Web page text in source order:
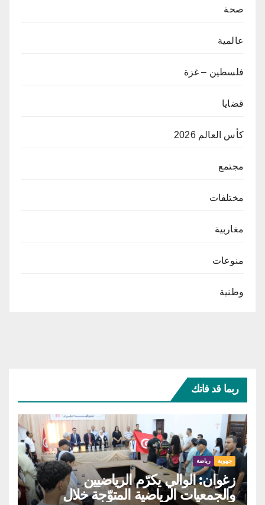
صحة
عالمية
فلسطين – غزة
قضايا
كأس العالم 2026
مجتمع
مختلفات
مغاربية
منوعات
وطنية
ربما قد فاتك
جهوية رياضة
زغوان: الوالي يكرّم الرياضيين
والجمعيات الرياضية المتوّجة خلال